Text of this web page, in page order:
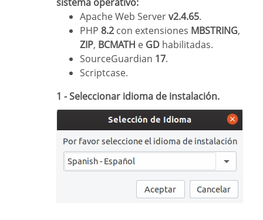
Apache Web Serverv2.4.65.
PHP 8.2 con extensiones MBSTRING,
ZIP, BCMATH e GD habilitadas.
SourceGuardian 17.
Scriptcase.
1 - Seleccionar idioma de instalación.